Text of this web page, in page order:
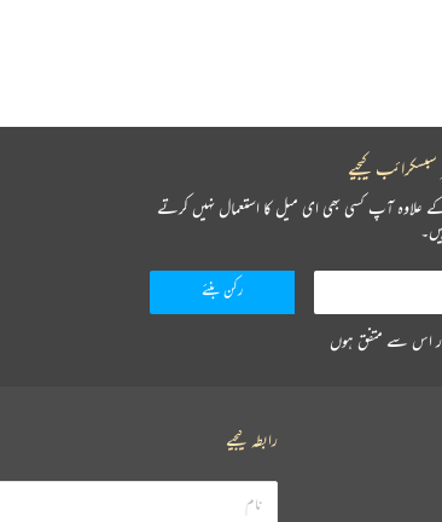
سبسکرائب کیجیے
علاوہ آپ کسی بھی ای میل کا استعمال نہیں کرتے
اس سے متفق ہوں
رابطہ کیجیے